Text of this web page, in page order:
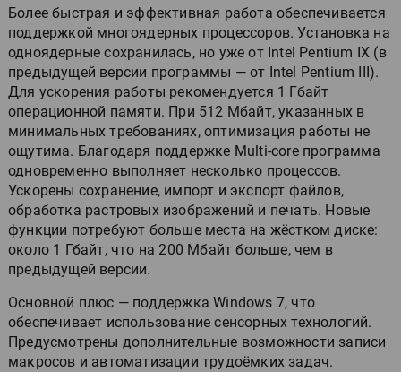
Более быстрая и эффективная работа обеспечивается
поддержкой многоядерных процессоров. Установка на
одноядерные сохранилась, но уже от Intel Pentium IX (в
предыдущей версии программы — от Intel Pentium III).
Для ускорения работы рекомендуется 1 Гбайт
операционной памяти. При 512 Мбайт, указанных в
минимальных требованиях, оптимизация работы не
ощутима. Благодаря поддержке Multi-core программа
одновременно выполняет несколько процессов.
Ускорены сохранение, импорт и экспорт файлов,
обработка растровых изображений и печать. Новые
функции потребуют больше места на жёстком диске:
около 1 Гбайт, что на 200 Мбайт больше, чем в
предыдущей версии.
Основной плюс — поддержка Windows 7, что
обеспечивает использование сенсорных технологий.
Предусмотрены дополнительные возможности записи
макросов и автоматизации трудоёмких задач.